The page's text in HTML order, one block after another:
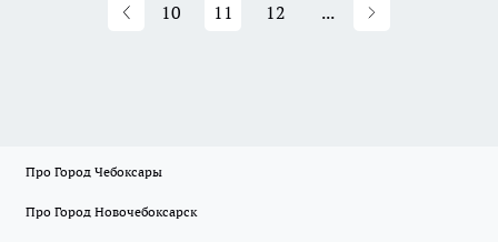
10 11 12 ...
Про Город Чебоксары
Про Город Новочебоксарск